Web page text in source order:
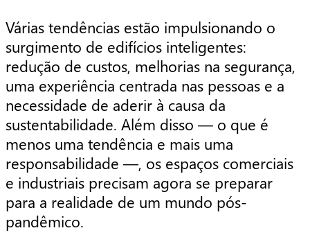
Várias tendências estão impulsionando o
surgimento de edifícios inteligentes:
redução de custos, melhorias na segurança,
uma experiência centrada nas pessoas e a
necessidade de aderir à causa da
sustentabilidade. Além disso — o que é
menos uma tendência e mais uma
responsabilidade —, os espaços comerciais
e industriais precisam agora se preparar
para a realidade de um mundo pós-
pandêmico.